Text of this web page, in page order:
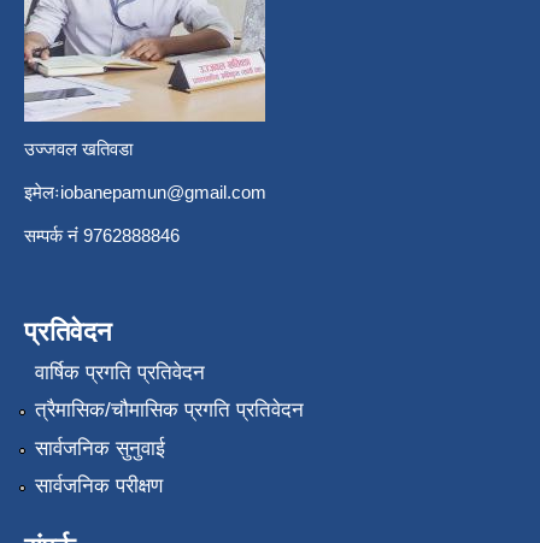
उज्जवल खतिवडा
इमेलःiobanepamun@gmail.com
सम्पर्क नंं 9762888846
प्रतिवेदन
वार्षिक प्रगति प्रतिवेदन
त्रैमासिक/चौमासिक प्रगति प्रतिवेदन
सार्वजनिक सुनुवाई
सार्वजनिक परीक्षण